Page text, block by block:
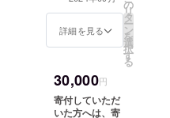
す。 「寄附金控
除」をお受けい
ただくために
は、確定申告の
名）が発行した
領収証をもって
確定申告をして
ポーツ財団レン
タルステーショ
ンホームページ
にて、寄付者の
せていただきま
す。 報告メール
は、海水浴シー
ズン終了後の9月
内容の報告メー
ルを送付いたし
ます。 ご希望に
浴場をお知らせ
ください。 （条
件は、管理者も
詳細を見る
の
リ
タ
ー
ン
を
選
択
す
る
30,000円
寄付していただ
いた方へは、寄